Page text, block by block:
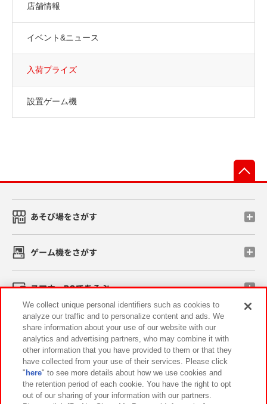
店舗情報
イベント&ニュース
入荷プライズ
設置ゲーム機
あそび場をさがす
ゲーム機をさがす
スマホ・PCであそぶ
イベント・キャンペーン
関連会社 サステナビリティ サイトポリシー
プライバシーポリシー ウェブアクセシビリティ方針と検証結果
We collect unique personal identifiers such as cookies to
analyze our traffic and to personalize content and ads. We
share information about your use of our website with our
analytics and advertising partners, who may combine it with
other information that you have provided to them or that they
have collected from your use of their services. Please click
" here" to see more details about how we use cookies and
the retention period of each cookie. You have the right to opt
out of our sharing of your information with our partners.